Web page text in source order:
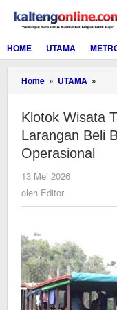
konten
HOME
UTAMA
Home » UTAMA »
Picu
Klotok Wisata
Larangan Beli
Operasional
13 Mei 2026
oleh Editor